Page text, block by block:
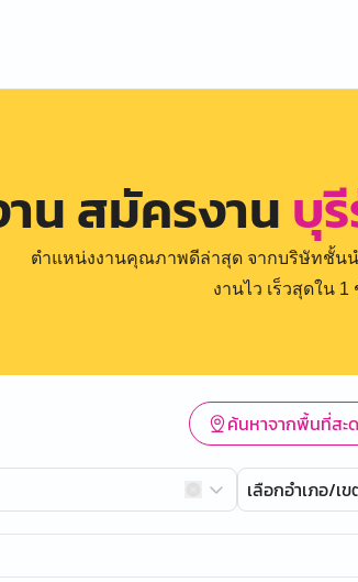
น สมัครงาน บุ
ตำแหน่งงานคุณภาพดีล่าสุด จากบริษัทชั้น
งานไว เร็วสุดใน
ค้นหาจากพื้นที่สะ
เลือกอำเภอ/เข